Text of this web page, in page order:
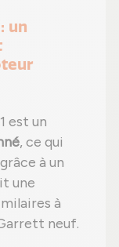
un
est un
, ce qui
à un
une
à
neuf.